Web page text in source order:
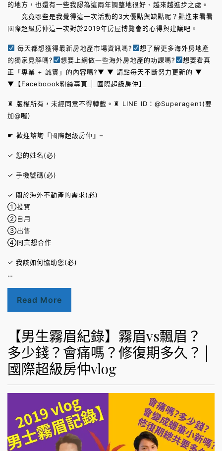
的地方，也還有一些我認為這兩年調整地很好、越來越進步之處。
究竟哪些是我覺得這一次活動的3大優點與缺點呢？點進來看看
國際超級房仲這一次對於2019年房屋博覽會的心得與建議吧。
每天都想獲得最新房地產市場資訊嗎?
想了解更多海外房地產
的獨家見解嗎?
想要上網做一些海外房地產的功課嗎?
想要看真
正「專業 + 誠實」的內容嗎?▼ ▼ 請點每天不斷努力更新的 ▼
▼ 【Faceboook粉絲專頁 │ 國際超級房仲】
♜ 版權所有，未經同意不得轉載。♜ LINE ID：@Superagent(要
加@喔)
☛ 歡迎諮詢『國際超級房仲』–
✓ 您的姓名(必)
✓ 手機號碼(必)
✓ 關於海外不動產的需求(必)
①投資
②自用
③出售
④同業想合作
✓ 我該如何協助您(必)
…
Read More
【男生霧眉紀錄】霧眉vs飄眉？
多少錢？會痛嗎？修復期多久？│
國際超級房仲vlog